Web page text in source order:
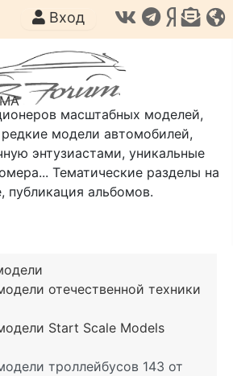
масштабных моделей,
модели автомобилей,
энтузиастами, уникальные
Тематические разделы на
публикация альбомов.
Вход
отечественной техники
Start Scale Models
троллейбусов 143 от